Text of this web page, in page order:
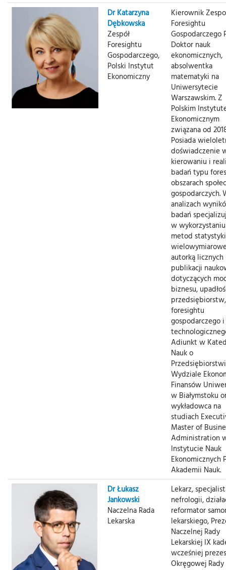
Dr Katarzyna
Dębkowska
Zespół
Foresightu
Gospodarczego,
Polski Instytut
Ekonomiczny
Kierownik
Foresightu
Gospodarczego
Doktor nauk
ekonomicznych,
absolwentka
matematyki na
Uniwersytecie
Warszawskim. Z
Polskim
Ekonomicznym
związana od
Posiada
doświadczenie
kierowaniu i
badań typu
obszarach
gospodarczych.
analizach
badań
w wykorzystaniu
metod statystyki
autorką licznych
publikacji
dotyczących
biznesu,
przedsiębiorstw,
foresightu
gospodarczego i
Adiunkt w
Nauk o
Wydziale
Finansów
w Białymstoku
wykładowca na
studiach
Master of
Administration
Instytucie Nauk
Ekonomicznych
Akademii Nauk.
Dr Łukasz
Jankowski
Naczelna Rada
Lekarska
Lekarz,
nefrologii,
reformator
lekarskiego,
Naczelnej Rady
Lekarskiej IX
wcześniej prezes
Okręgowej Rady